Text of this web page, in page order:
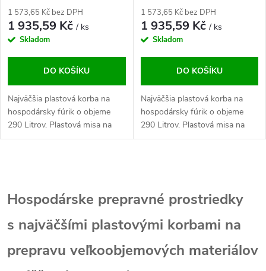
1 573,65 Kč bez DPH
1 935,59 Kč/ ks
Skladom
DO KOŠÍKU
Najväčšia plastová korba na
hospodársky fúrik o objeme
290 Litrov. Plastová misa na
výmenu alebo na vlastný
1 573,65 Kč bez DPH
1 935,59 Kč/ ks
Skladom
DO KOŠÍKU
Najväčšia plastová korba na
hospodársky fúrik o objeme
290 Litrov. Plastová misa na
výmenu alebo na vlastný
v
l
á
Hospodárske prepravné prostriedky
s najväčšími plastovými korbami na
prepravu veľkoobjemových materiálov